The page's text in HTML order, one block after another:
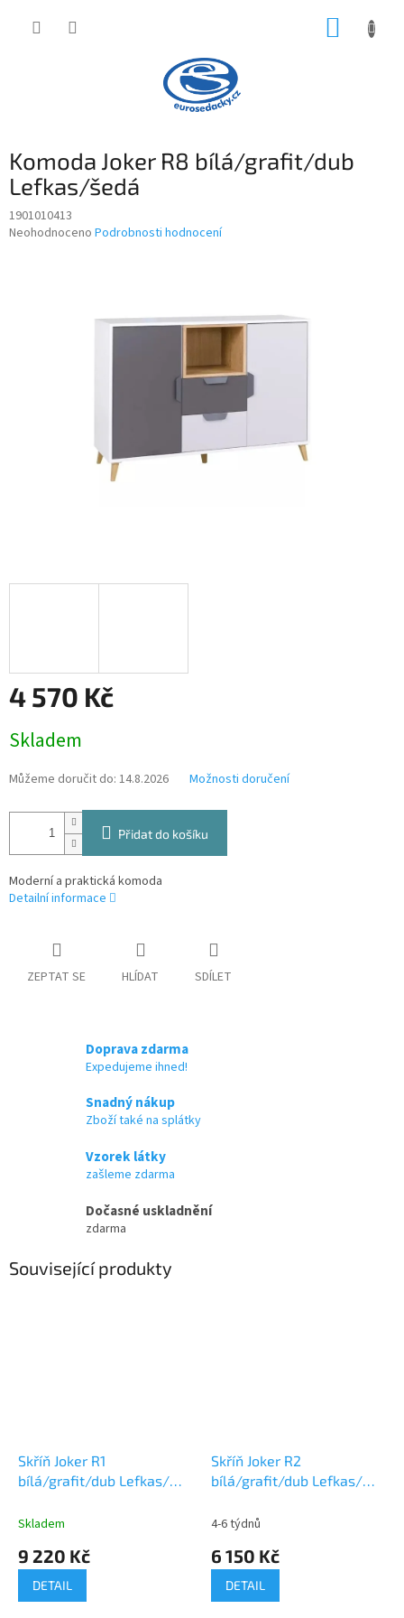
Komoda Joker R8 bílá/grafit/dub
Lefkas/šedá
1901010413
Průměrné
Neohodnoceno Podrobnosti hodnocení
4 570 Kč
cena:
Skladem
Můžeme doručit do: 14.8.2026 Možnosti doručení
Přidat do košíku
Moderní a praktická komoda
Detailní informace
ZEPTAT SE HLÍDAT SDÍLET
Doprava zdarma
Expedujeme ihned!
Snadný nákup
Zboží také na splátky
Vzorek látky
zašleme zdarma
Dočasné uskladnění
zdarma
Související produkty
Skříň Joker R1
bílá/grafit/dub Lefkas/
Skladem
9 220 Kč
DETAIL
Skříň Joker R2
bílá/grafit/dub Lefkas/
4-6 týdnů
6 150 Kč
DETAIL